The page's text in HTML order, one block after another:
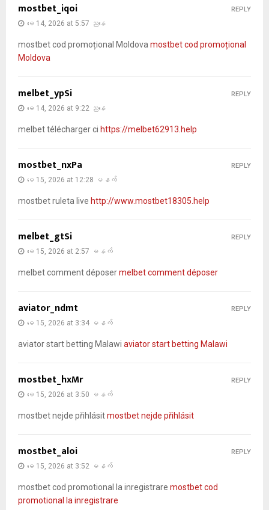
mostbet_iqoi
မေ 14, 2026 at 5:57 ညနေ
mostbet cod promoțional Moldovamostbet cod promoțional
Moldova
REPLY
melbet_ypSi
မေ 14, 2026 at 9:22 ညနေ
melbet télécharger ci https://melbet62913.help
REPLY
mostbet_nxPa
မေ 15, 2026 at 12:28 မနက်
mostbet ruleta live http://www.mostbet18305.help
REPLY
melbet_gtSi
မေ 15, 2026 at 2:57 မနက်
melbet comment déposermelbet comment déposer
REPLY
aviator_ndmt
မေ 15, 2026 at 3:34 မနက်
aviator start betting Malawi aviator start betting Malawi
REPLY
mostbet_hxMr
မေ 15, 2026 at 3:50 မနက်
mostbet nejde přihlásitmostbet nejde přihlásit
REPLY
mostbet_aloi
မေ 15, 2026 at 3:52 မနက်
mostbet cod promotional la inregistrare mostbet cod
promotional la inregistrare
REPLY